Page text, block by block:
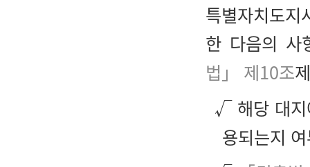
특별자치도지
한 다음의 사
법」 제10조
√ 해당 대
용되는지